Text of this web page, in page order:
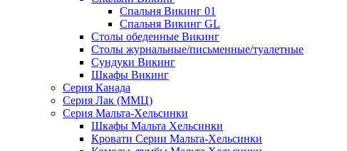
Спальня Викинг 01
Спальня Викинг GL
Столы обеденные Викинг
Столы журнальные/письменные/туалетные
Сундуки Викинг
Шкафы Викинг
Серия Канада
Серия Лак (ММЦ)
Серия Мальта-Хельсинки
Шкафы Мальта Хельсинки
Кровати Серии Мальта-Хельсинки